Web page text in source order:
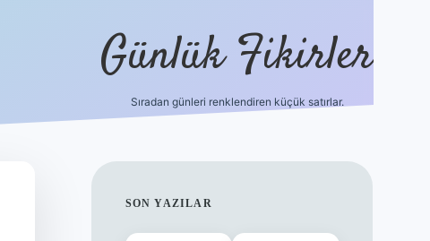
Günlük Fikirler
Sıradan günleri renklendiren küçük satırlar.
SIDEBAR
SON YAZILAR
ilbet güncel giriş